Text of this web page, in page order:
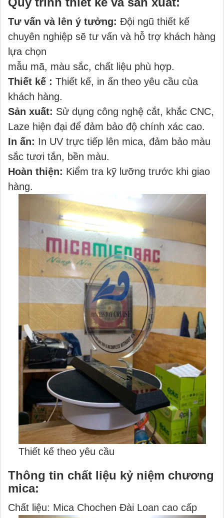
Tư vấn và lên ý tưởng: Đội ngũ thiết kế
chuyên nghiệp sẽ tư vấn và hỗ trợ khách hàng
lựa chọn
mẫu mã, màu sắc, chất liệu phù hợp.
Thiết kế : Thiết kế, in ấn theo yêu cầu của
khách hàng.
Sản xuất: Sử dụng công nghệ cắt, khắc CNC,
Laze hiện đại để đảm bảo độ chính xác cao.
In ấn: In UV trực tiếp lên mica, đảm bảo màu
sắc tươi tắn, bền màu.
Hoàn thiện: Kiểm tra kỹ lưỡng trước khi giao
hàng.
Thiết kế theo yêu cầu
Thông tin chất liệu kỷ niệm chương
mica:
Chất liệu: Mica Chochen Đài Loan cao cấp